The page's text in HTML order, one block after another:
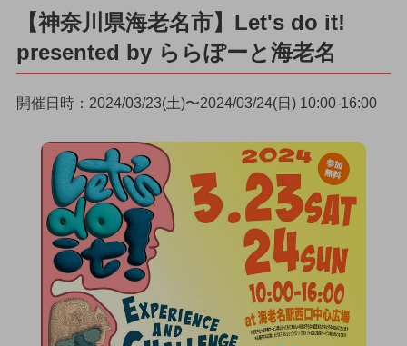
【神奈川県海老名市】Let's do it!
presented by ららぽーと海老名
開催日時：2024/03/23(土)〜2024/03/24(日) 10:00-16:00